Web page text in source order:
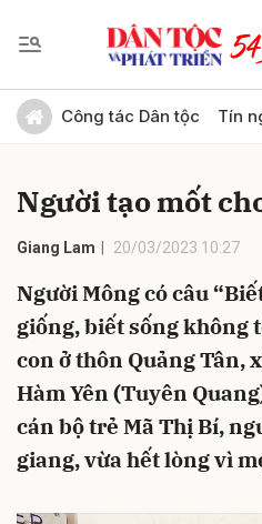
Công tác Dân tộc Tín
Người tạo mốt
Giang Lam 20/03/2023 10:27
Người Mông có câu
giống, biết sống không
con ở thôn Quảng Tân,
Hàm Yên (Tuyên
cán bộ trẻ Mã Thị Bí,
giang, vừa hết lòng vì
Gửi bình luận